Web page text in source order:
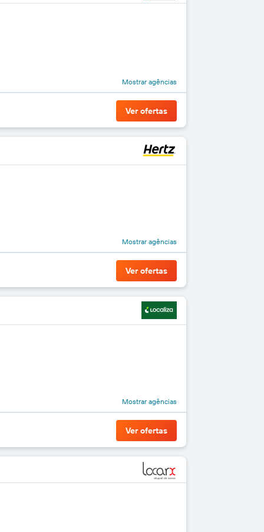
Mostrar agências
Ver ofertas
Mostrar agências
Ver ofertas
Mostrar agências
Ver ofertas